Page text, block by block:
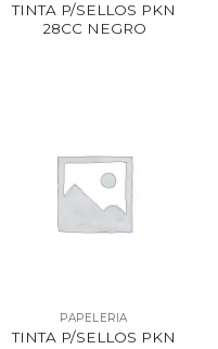
TINTA P/SELLOS PKN
28CC NEGRO
PAPELERIA
TINTA P/SELLOS PKN